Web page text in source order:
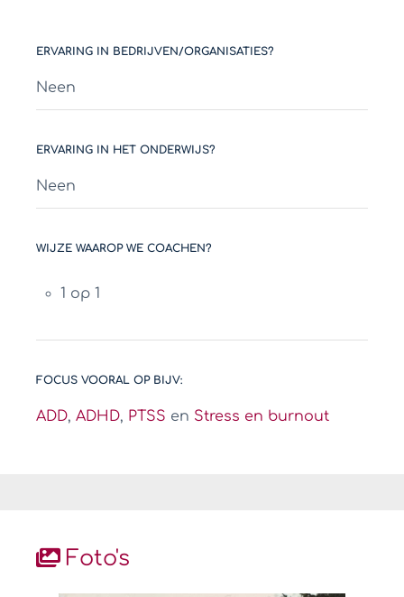
ERVARING IN BEDRIJVEN/ORGANISATIES?
Neen
ERVARING IN HET ONDERWIJS?
Neen
WIJZE WAAROP WE COACHEN?
1 op 1
FOCUS VOORAL OP BIJV:
ADD,ADHD, PTSS en Stress en burnout
Foto's